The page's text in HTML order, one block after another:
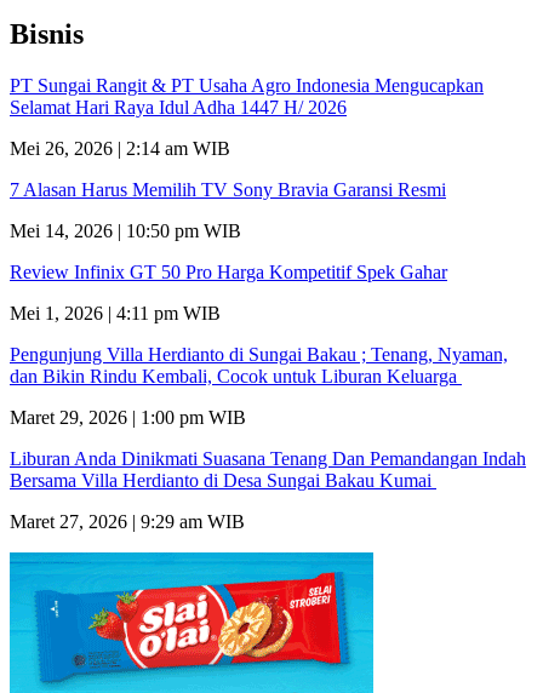
Bisnis
PT Sungai Rangit & PT Usaha Agro Indonesia Mengucapkan
Selamat Hari Raya Idul Adha 1447 H/ 2026
Mei 26, 2026 | 2:14 am WIB
7 Alasan Harus Memilih TV Sony Bravia Garansi Resmi
Mei 14, 2026 | 10:50 pm WIB
Review Infinix GT 50 Pro Harga Kompetitif Spek Gahar
Mei 1, 2026 | 4:11 pm WIB
Pengunjung Villa Herdianto di Sungai Bakau ; Tenang, Nyaman,
dan Bikin Rindu Kembali, Cocok untuk Liburan Keluarga
Maret 29, 2026 | 1:00 pm WIB
Liburan Anda Dinikmati Suasana Tenang Dan Pemandangan Indah
Bersama Villa Herdianto di Desa Sungai Bakau Kumai
Maret 27, 2026 | 9:29 am WIB